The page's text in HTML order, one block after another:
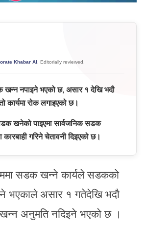
Khabar AI . Editorially reviewed.
खन्न नपाइने भएको छ, असार १ देखि भदौ
कार्यमा रोक लगाइएको छ।
खनेको पाइएमा सार्वजनिक सडक
गरिने चेतावनी दिइएको छ।
सडक खन्ने कार्यले सडकको
भएकाले असार १ गतेदेखि भदौ
अनुमति नदिइने भएको छ ।